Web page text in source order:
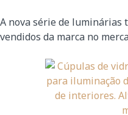
A nova série de luminárias
vendidos da marca no